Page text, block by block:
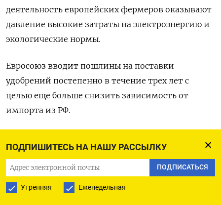
ПОДПИШИТЕСЬ НА НАШУ РАССЫЛКУ
ПОДПИСАТЬСЯ
Утренняя Еженедельная
деятельность европейских фермеров оказывают
давление высокие затраты на электроэнергию и
экологические нормы.
Евросоюз вводит пошлины на поставки
удобрений постепенно в течение трех лет с
целью еще больше снизить зависимость от
импорта из РФ.
удобрений и на ее долю приходится примерно
25% от общего импорта удобрений в ЕС.
Евросоюз сообщил, что будет внимательно